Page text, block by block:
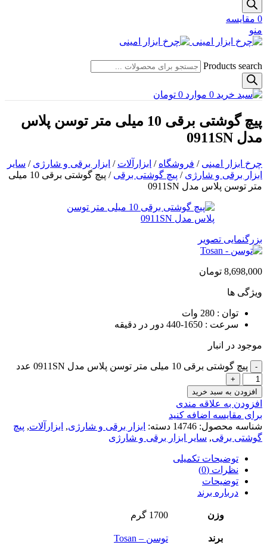
0 مقایسه
منو
Products search
0 موارد 0 تومان
پیچ گوشتی برقی 10 میلی متر توسن پلاس
مدل 0911SN
چرخ ابزار امینی / فروشگاه / ابزارآلات / ابزار برقی و شارژی / سایر
ابزار برقی و شارژی / پیچ گوشتی برقی /
پیچ گوشتی برقی 10 میلی
متر توسن پلاس مدل 0911SN
بزرگنمایی تصویر
8,698,000 تومان
ویژگی ها
توان : 280 وات
سرعت : 1650-440 دور در دقیقه
موجود در انبار
پیچ گوشتی برقی 10 میلی متر توسن پلاس مدل 0911SN عدد
افزودن به سبد خرید
افزودن به علاقه مندی
برای مقایسه اضافه کنید
شناسه محصول: 14746 دسته: ابزار برقی و شارژی, ابزارآلات, پیچ
گوشتی برقی, سایر ابزار برقی و شارژی
توضیحات تکمیلی
نظرات (0)
توضیحات
درباره برند
وزن 1700 گرم
برند توسن – Tosan